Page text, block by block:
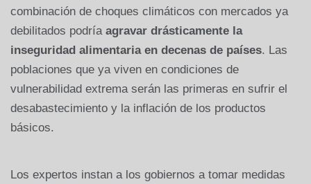
combinación de choques climáticos con mercados ya
debilitados podría agravar drásticamente la
inseguridad alimentaria en decenas de países. Las
poblaciones que ya viven en condiciones de
vulnerabilidad extrema serán las primeras en sufrir el
desabastecimiento y la inflación de los productos
básicos.
Los expertos instan a los gobiernos a tomar medidas